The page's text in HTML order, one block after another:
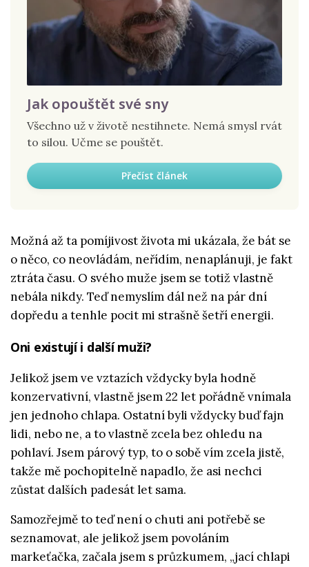
Jak opouštět své sny
Všechno už v životě nestihnete. Nemá smysl rvát
to silou. Učme se pouštět.
Přečíst článek
Možná až ta pomíjivost života mi ukázala, že bát se
o něco, co neovládám, neřídím, nenaplánuji, je fakt
ztráta času. O svého muže jsem se totiž vlastně
nebála nikdy. Teď nemyslím dál než na pár dní
dopředu a tenhle pocit mi strašně šetří energii.
Oni existují i další muži?
Jelikož jsem ve vztazích vždycky byla hodně
konzervativní, vlastně jsem 22 let pořádně vnímala
jen jednoho chlapa. Ostatní byli vždycky buď fajn
lidi, nebo ne, a to vlastně zcela bez ohledu na
pohlaví. Jsem párový typ, to o sobě vím zcela jistě,
takže mě pochopitelně napadlo, že asi nechci
zůstat dalších padesát let sama.
Samozřejmě to teď není o chuti ani potřebě se
seznamovat, ale jelikož jsem povoláním
markeťačka, začala jsem s průzkumem, „jací chlapi